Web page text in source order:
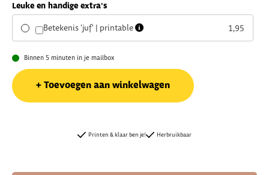
Leuke en handige extra's
Betekenis 'juf' | printable 1,95
Binnen 5 minuten in je mailbox
Toevoegen aan winkelwagen
Printen & klaar ben je! Herbruikbaar